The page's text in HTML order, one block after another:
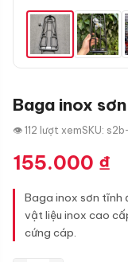
Baga inox
👁 112 lượt xemSKU:
155.000 ₫
Baga inox sơn tĩnh
vật liệu inox cao
cứng cáp.